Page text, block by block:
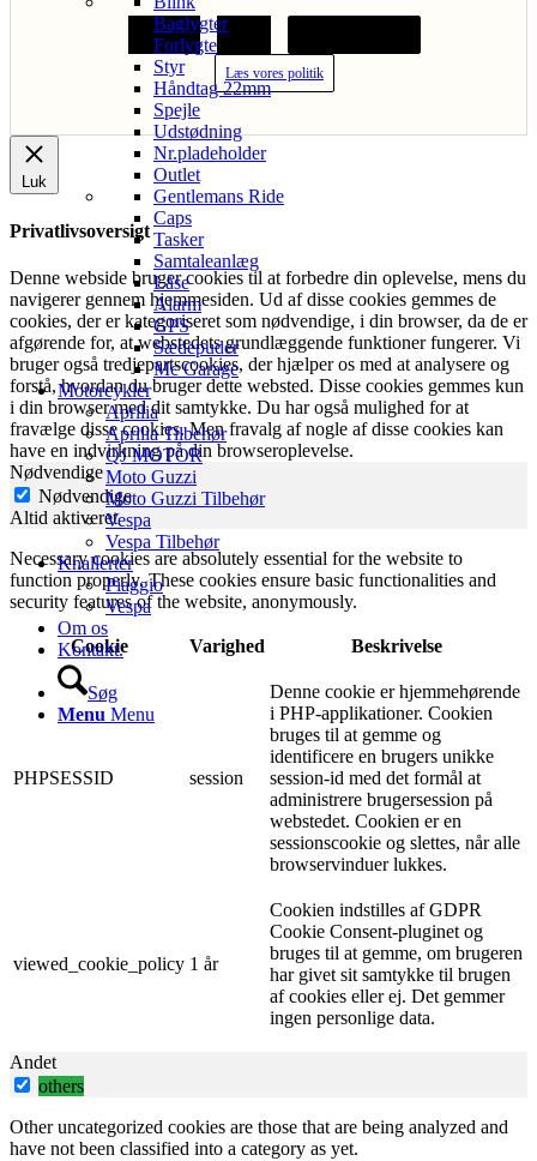
Baglygter
Forlygte
Styr
Håndtag 22mm
Spejle
Udstødning
Nr.pladeholder
Outlet
Gentlemans Ride
Caps
Tasker
Samtaleanlæg
Låse
Alarm
GPS
Sædepuder
Mc Garage
Motorcykler
Aprilia
Aprilia Tilbehør
QJ MOTOR
Moto Guzzi
Moto Guzzi Tilbehør
Vespa
Vespa Tilbehør
Knallerter
Piaggio
Vespa
Om os
Kontakt.
Søg
Menu Menu
Acceptér
Læs vores politik
Luk
Privatlivsoversigt
Denne webside bruger cookies til at forbedre din oplevelse, mens du
navigerer gennem hjemmesiden. Ud af disse cookies gemmes de
cookies, der er kategoriseret som nødvendige, i din browser, da de er
afgørende for, at webstedets grundlæggende funktioner fungerer. Vi
bruger også tredjepartscookies, der hjælper os med at analysere og
forstå, hvordan du bruger dette websted. Disse cookies gemmes kun
i din browser med dit samtykke. Du har også mulighed for at
fravælge disse cookies. Men fravalg af nogle af disse cookies kan
have en indvirkning på din browseroplevelse.
Nødvendige
Nødvendige
Altid aktiveret
Necessary cookies are absolutely essential for the website to
function properly. These cookies ensure basic functionalities and
security features of the website, anonymously.
Cookie Varighed Beskrivelse
PHPSESSID session
Denne cookie er hjemmehørende
i PHP-applikationer. Cookien
bruges til at gemme og
identificere en brugers unikke
session-id med det formål at
administrere brugersession på
webstedet. Cookien er en
sessionscookie og slettes, når alle
browservinduer lukkes.
viewed_cookie_policy 1 år
Cookien indstilles af GDPR
Cookie Consent-pluginet og
bruges til at gemme, om brugeren
har givet sit samtykke til brugen
af ​​cookies eller ej. Det gemmer
ingen personlige data.
Andet
others
Other uncategorized cookies are those that are being analyzed and
have not been classified into a category as yet.